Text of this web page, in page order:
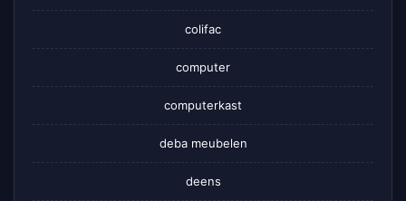
colifac
computer
computerkast
deba meubelen
deens